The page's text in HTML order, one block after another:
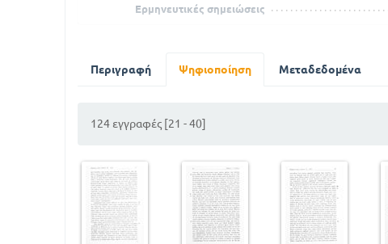
Ερμηνευτικές σημειώσεις
Κείμενο
Περιγραφή Ψηφιοποίηση Μεταδεδομένα
124 εγγραφές [21 - 40]